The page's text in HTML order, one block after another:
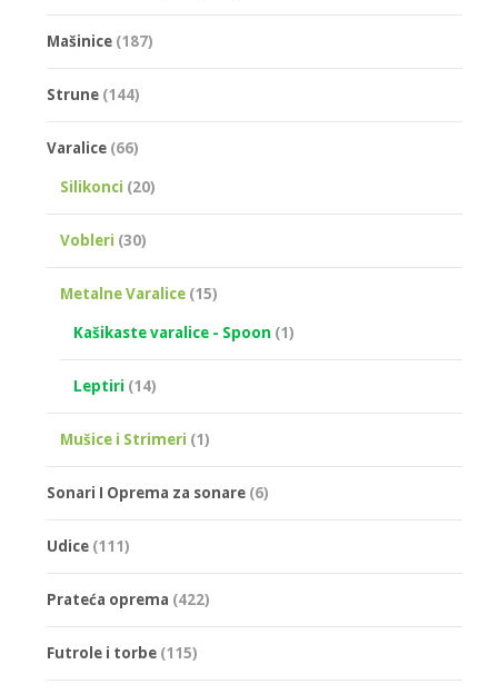
Mašinice (187)
Strune (144)
Varalice (66)
Silikonci (20)
Vobleri (30)
Metalne Varalice (15)
Kašikaste varalice - Spoon (1)
Leptiri (14)
Mušice i Strimeri (1)
Sonari I Oprema za sonare (6)
Udice (111)
Prateća oprema (422)
Futrole i torbe (115)